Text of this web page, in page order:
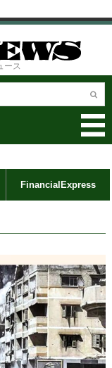
ース
FinancialExpress